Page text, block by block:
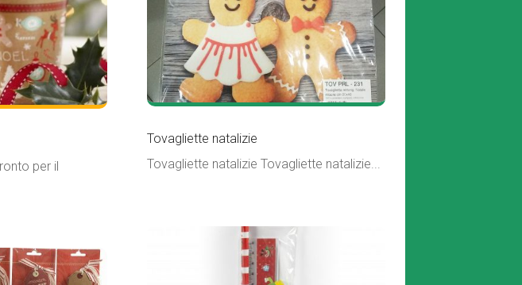
Tovagliette natalizie
Tovagliette natalizie Tovagliette natalizie...
per il